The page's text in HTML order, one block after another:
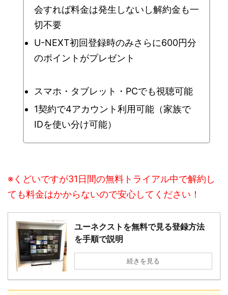
会すれば料金は発生しないし解約金も一
切不要
U-NEXT初回登録時のみさらに600円分
のポイントがプレゼント
スマホ・タブレット・PCでも視聴可能
1契約で4アカウント利用可能（家族で
IDを使い分け可能）
※くどいですが31日間の無料トライアル中で解約し
ても料金はかからないので安心してください！
ユーネクストを無料で見る登録方法
を手順で説明
続きを見る